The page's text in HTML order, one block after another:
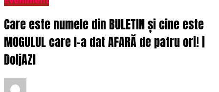
Care este numele din BULETIN și cine este
MOGULUL care l-a dat AFARĂ de patru ori! |
DoljAZI